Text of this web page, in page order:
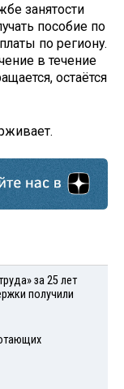
занятости
пособие по
по региону.
в течение
остаётся
за 25 лет
получили